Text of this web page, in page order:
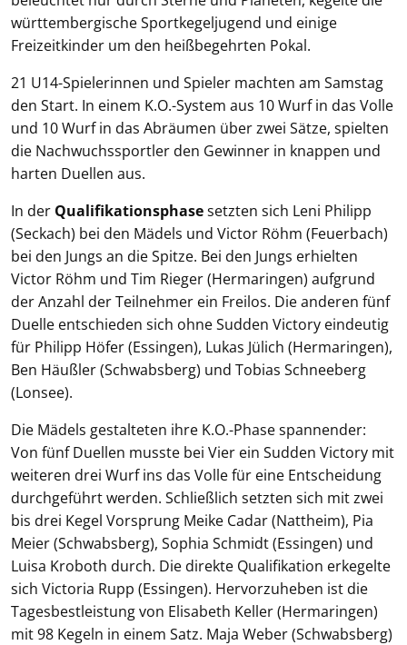
württembergische Sportkegeljugend und einige
Freizeitkinder um den heißbegehrten Pokal.
21 U14-Spielerinnen und Spieler machten am Samstag
den Start. In einem K.O.-System aus 10 Wurf in das Volle
und 10 Wurf in das Abräumen über zwei Sätze, spielten
die Nachwuchssportler den Gewinner in knappen und
harten Duellen aus.
In der Qualifikationsphasesetzten sich Leni Philipp
(Seckach) bei den Mädels und Victor Röhm (Feuerbach)
bei den Jungs an die Spitze. Bei den Jungs erhielten
Victor Röhm und Tim Rieger (Hermaringen) aufgrund
der Anzahl der Teilnehmer ein Freilos. Die anderen fünf
Duelle entschieden sich ohne Sudden Victory eindeutig
für Philipp Höfer (Essingen), Lukas Jülich (Hermaringen),
Ben Häußler (Schwabsberg) und Tobias Schneeberg
(Lonsee).
Die Mädels gestalteten ihre K.O.-Phase spannender:
Von fünf Duellen musste bei Vier ein Sudden Victory mit
weiteren drei Wurf ins das Volle für eine Entscheidung
durchgeführt werden. Schließlich setzten sich mit zwei
bis drei Kegel Vorsprung Meike Cadar (Nattheim), Pia
Meier (Schwabsberg), Sophia Schmidt (Essingen) und
Luisa Kroboth durch. Die direkte Qualifikation erkegelte
sich Victoria Rupp (Essingen). Hervorzuheben ist die
Tagesbestleistung von Elisabeth Keller (Hermaringen)
mit 98 Kegeln in einem Satz. Maja Weber (Schwabsberg)